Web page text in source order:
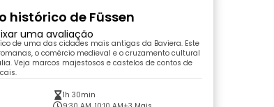
histórico de Füssen
uma avaliação
de uma das cidades mais antigas da Baviera. Este
o comércio medieval e o cruzamento cultural
Veja marcos majestosos e castelos de contos de
1h 30min